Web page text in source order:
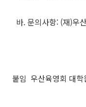
바. 문의사항: (재)우
붙임 우산육영회 대